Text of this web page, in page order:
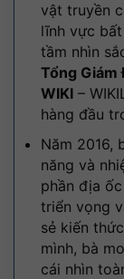
vật truyền
lĩnh vực
tầm nhìn
Tổng Giám
WIKI –
hàng đầu
Năm 2016,
năng và
phần địa
triển vọng
sẻ kiến
mình, bà
cái nhìn